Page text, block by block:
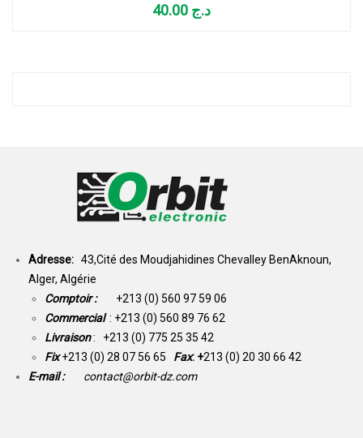
د.ج
Adresse: 43,Cité des Moudjahidines Chevalley BenAknoun,
Alger, Algérie
Comptoir : +213 (0) 560 97 59 06
Commercial : +213 (0) 560 89 76 62
Livraison: +213 (0) 775 25 35 42
Fix +213 (0) 28 07 56 65 Fax: +213 (0) 20 30 66 42
E-mail :
contact@orbit-dz.com